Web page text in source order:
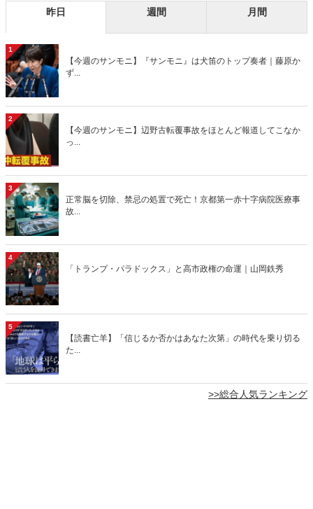
昨日 週間 月間
1
【今週のサンモニ】『サンモニ』は犬笛のトップ奏者｜藤原か
ず...
2
【今週のサンモニ】辺野古転覆事故をほとんど報道してこなか
っ...
3
正常脳を切除、禁忌の処置で死亡！京都第一赤十字病院医療事
故...
4
「トランプ・パラドックス」と高市政権の命運｜山岡鉄秀
5
【読書亡羊】「信じるか否かはあなた次第」の時代を乗り切る
た...
>>総合人気ランキング